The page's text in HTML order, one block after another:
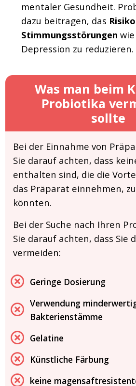
mentaler Gesundheit.
dazu beitragen, das
Stimmungsstörungen
Depression zu reduzieren.
Was man beim
Probiotika
sollte
Bei der Einnahme von
Sie darauf achten, dass
enthalten sind, die die
das Präparat einnehmen,
könnten.
Bei der Suche nach Ihren
Sie darauf achten, dass Sie
vermeiden:
Geringe Dosierung
Verwendung
Bakterienstämme
Gelatine
Künstliche Färbung
keine